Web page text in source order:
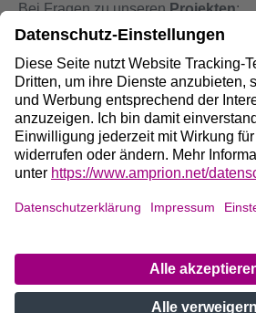
Bei Fragen zu unserenProjekten:
+49 800 584 9000
BeiStörungen an unseren Anlagen:
+49 800 490 4000
Social Media:
Datenschutz